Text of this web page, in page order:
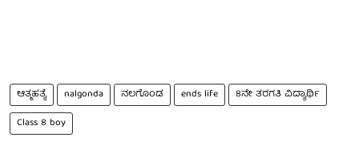
ಆತ್ಮಹತ್ಯೆ nalgonda ನಲಗೊಂಡ ends life
8ನೇ ತರಗತಿ ವಿದ್ಯಾರ್ಥಿ
Class 8 boy